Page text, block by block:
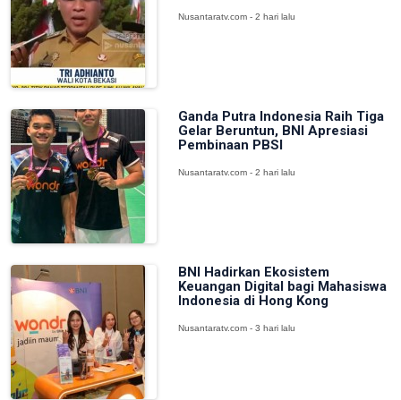
Nusantaratv.com - 2 hari lalu
Ganda Putra Indonesia Raih Tiga
Gelar Beruntun, BNI Apresiasi
Pembinaan PBSI
Nusantaratv.com - 2 hari lalu
BNI Hadirkan Ekosistem
Keuangan Digital bagi Mahasiswa
Indonesia di Hong Kong
Nusantaratv.com - 3 hari lalu